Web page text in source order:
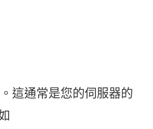
這通常是您的伺服器的